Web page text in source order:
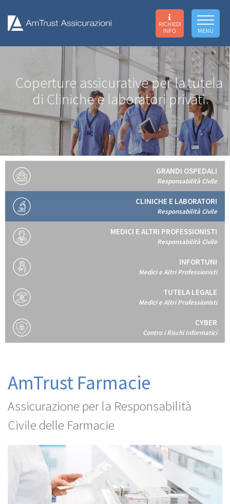
RICHIEDI
INFO
MENU
Coperture assicurative per latutela
di Cliniche e laboratori privati
GRANDI OSPEDALI
Responsabilità Civile
CLINICHE E LABORATORI
Responsabilità Civile
MEDICI E ALTRI PROFESSIONISTI
Responsabilità Civile
INFORTUNI
Medici e Altri Professionisti
TUTELA LEGALE
Medici e Altri Professionisti
CYBER
Contro i Rischi Informatici
AmTrust Farmacie
Assicurazione per la Responsabilità
Civile delle Farmacie